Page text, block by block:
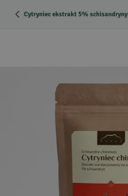
Cytryniec ekstrakt 5% schisandryny